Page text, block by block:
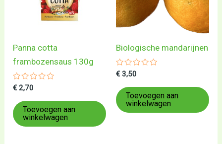
Panna cotta
frambozensaus 130g
Gewaardeerd
uit
5
€ 2,70
Toevoegen aan
winkelwagen
Biologische mandarijnen
Gewaardeerd
uit
5
€ 3,50
Toevoegen aan
winkelwagen